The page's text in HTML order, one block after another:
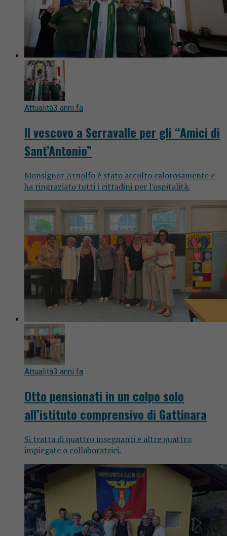
Attualità3 anni fa
Il vescovo a Serravalle per gli “Amici di
Sant’Antonio”
Monsignor Arnolfo è stato accolto calorosamente e
ha ringraziato tutti i cittadini per l'ospitalità.
Attualità3 anni fa
Otto pensionati in un colpo solo
all’istituto comprensivo di Gattinara
Si tratta di quattro insegnanti e altre quattro
impiegate o collaboratrici.